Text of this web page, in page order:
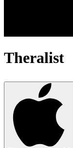
Theralist